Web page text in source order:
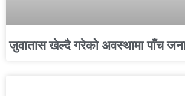
जुवातास खेल्दै गरेको अवस्थामा पाँच